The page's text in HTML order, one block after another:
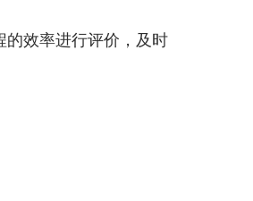
效率进行评价，及时